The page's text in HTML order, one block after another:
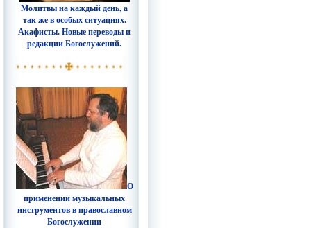
Молитвы на каждый день, а
так же в особых ситуациях.
Акафисты. Новые переводы и
редакции Богослужений.
О
применении музыкальных
инструментов в православном
Богослужении